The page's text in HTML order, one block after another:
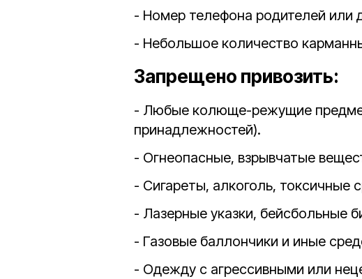
- Номер телефона родителей или
- Небольшое количество
Запрещено привозить:
- Любые колюще-режущие
принадлежностей).
- Огнеопасные, взрывчатые
- Сигареты, алкоголь, токсичные
- Лазерные указки, бейсбольные
- Газовые баллончики и иные
- Одежду с агрессивными или